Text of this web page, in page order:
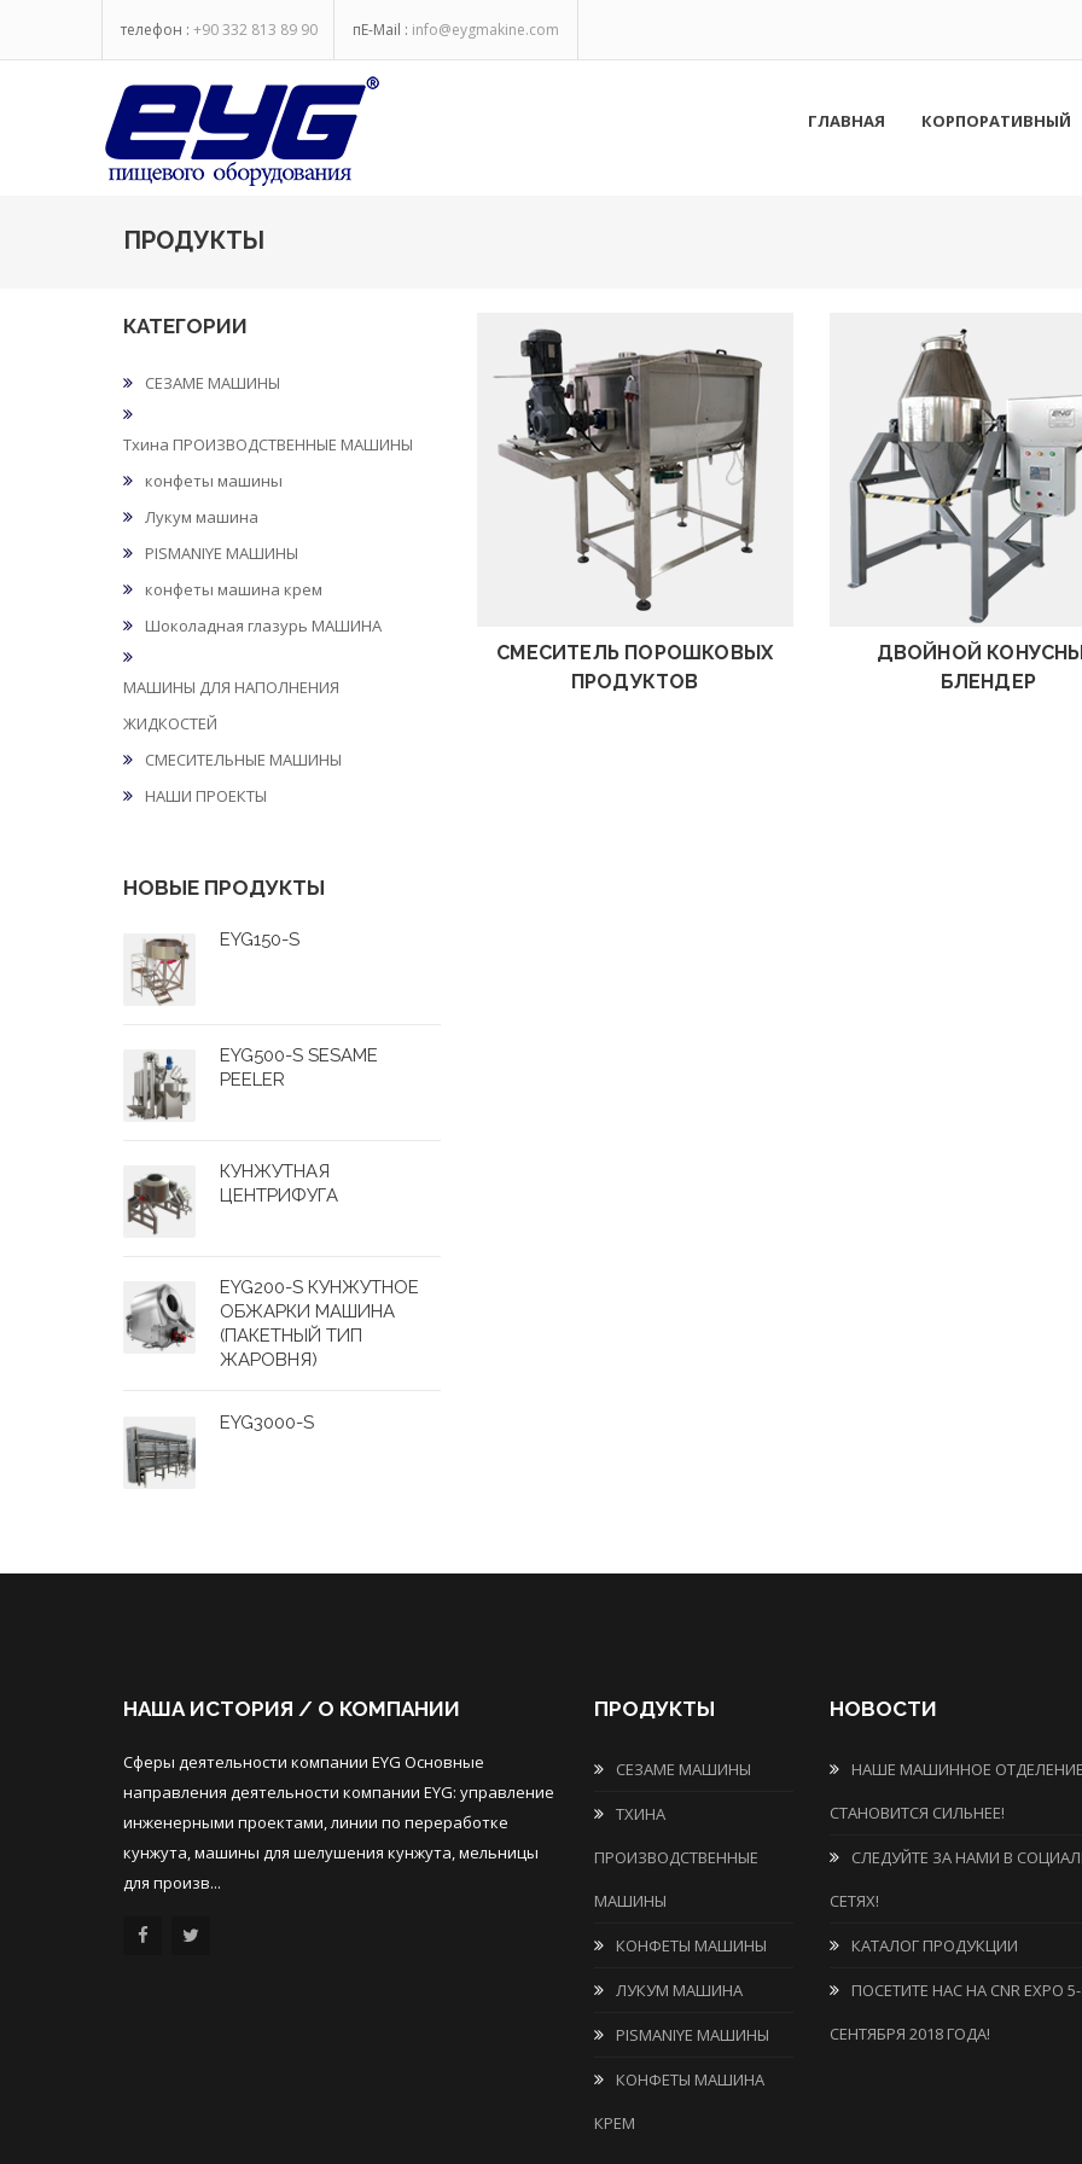
телефон : +90 332 813 89 90 пE-Mail : info@eygmakine.com
ГЛАВНАЯ КОРПОРАТИВНЫЙ
ПРОДУКТЫ
КАТЕГОРИИ
СЕЗАМЕ МАШИНЫ
Тхина ПРОИЗВОДСТВЕННЫЕ МАШИНЫ
конфеты машины
Лукум машина
PISMANIYE МАШИНЫ
конфеты машина крем
Шоколадная глазурь МАШИНА
МАШИНЫ ДЛЯ НАПОЛНЕНИЯ
ЖИДКОСТЕЙ
СМЕСИТЕЛЬНЫЕ МАШИНЫ
НАШИ ПРОЕКТЫ
НОВЫЕ ПРОДУКТЫ
EYG150-S
EYG500-S SESAME
PEELER
КУНЖУТНАЯ
ЦЕНТРИФУГА
EYG200-S КУНЖУТНОЕ
ОБЖАРКИ МАШИНА
(ПАКЕТНЫЙ ТИП
ЖАРОВНЯ)
EYG3000-S
посмотреть
СМЕСИТЕЛЬ ПОРОШКОВЫХ
ПРОДУКТОВ
посмотреть
ДВОЙНОЙ
БЛЕНДЕР
НАША ИСТОРИЯ / О КОМПАНИИ
Сферы деятельности компании EYG Основные
направления деятельности компании EYG: управление
инженерными проектами, линии по переработке
кунжута, машины для шелушения кунжута, мельницы
для произв...
ПРОДУКТЫ
СЕЗАМЕ МАШИНЫ
ТХИНА
ПРОИЗВОДСТВЕННЫЕ
МАШИНЫ
КОНФЕТЫ МАШИНЫ
ЛУКУМ МАШИНА
PISMANIYE МАШИНЫ
КОНФЕТЫ МАШИНА
КРЕМ
НОВОСТИ
НАШЕ МАШИННОЕ
СТАНОВИТСЯ СИЛЬНЕЕ!
СЛЕДУЙТЕ ЗА НАМИ В
СЕТЯХ!
КАТАЛОГ ПРОДУКЦИИ
ПОСЕТИТЕ НАС НА CNR EXPO
СЕНТЯБРЯ 2018 ГОДА!